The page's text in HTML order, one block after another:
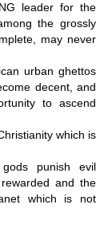
leader for the
the grossly
may never
urban ghettos
decent, and
to ascend
which is
punish evil
and the
which is not